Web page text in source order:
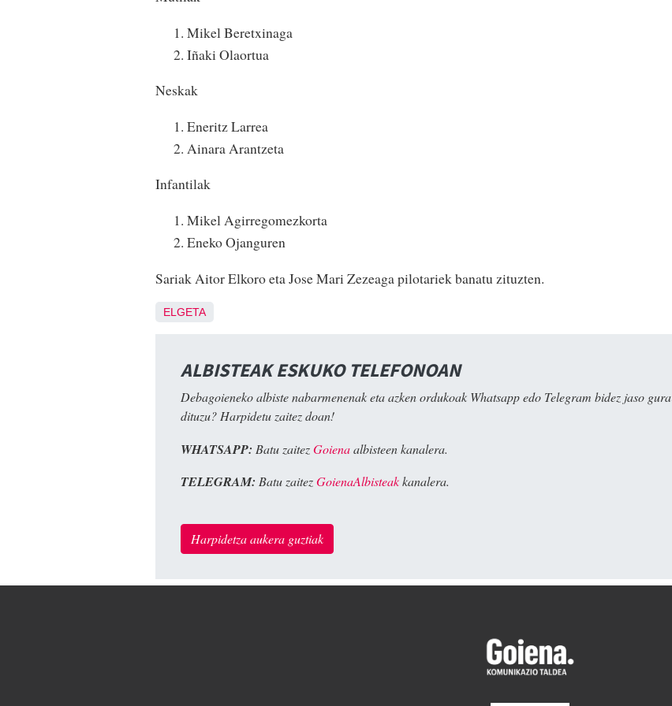
Mikel Beretxinaga
Iñaki Olaortua
Neskak
Eneritz Larrea
Ainara Arantzeta
Infantilak
Mikel Agirregomezkorta
Eneko Ojanguren
Sariak Aitor Elkoro eta Jose Mari Zezeaga pilotariek banatu zituzten.
ELGETA
ALBISTEAK ESKUKO TELEFONOAN
Debagoieneko albiste nabarmenenak eta azken ordukoak Whatsapp edo Telegram bidez jaso gura
dituzu? Harpidetu zaitez doan!
WHATSAPP: Batu zaitezGoienaalbisteen kanalera.
TELEGRAM: Batu zaitezGoienaAlbisteakkanalera.
Harpidetza aukera guztiak